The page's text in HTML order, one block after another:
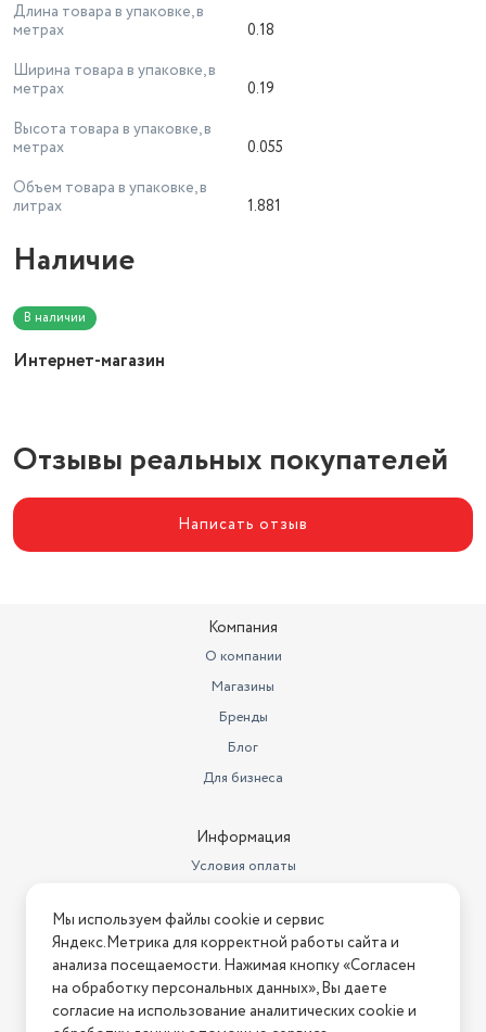
Длина товара в упаковке, в
метрах
0.18
Ширина товара в упаковке, в
метрах
0.19
Высота товара в упаковке, в
метрах
0.055
Объем товара в упаковке, в
литрах
1.881
Наличие
Интернет-магазин
В наличии
Отзывы реальных покупателей
Написать отзыв
Компания
О компании
Магазины
Бренды
Блог
Для бизнеса
Информация
Условия оплаты
Условия возврата
Нашли ошибку на сайте? Напишите нам
2026 © Интернет-магазин "АстМаркет". У нас есть всё!
Мы используем файлы cookie и сервис
Яндекс.Метрика для корректной работы сайта и
анализа посещаемости. Нажимая кнопку «Согласен
на обработку персональных данных», Вы даете
согласие на использование аналитических cookie и